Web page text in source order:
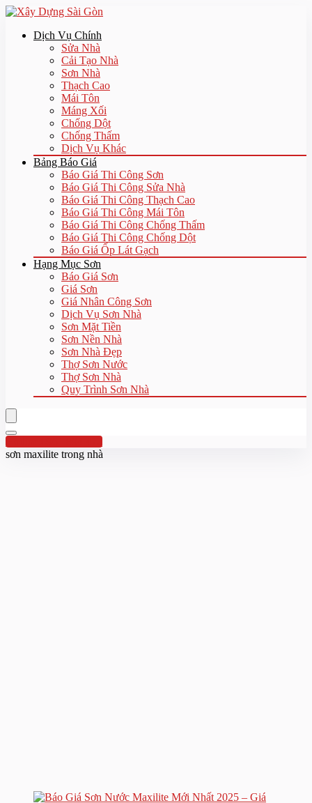
Dịch Vụ Chính
Sửa Nhà
Cải Tạo Nhà
Sơn Nhà
Thạch Cao
Mái Tôn
Máng Xối
Chống Dột
Chống Thấm
Dịch Vụ Khác
Bảng Báo Giá
Báo Giá Thi Công Sơn
Báo Giá Thi Công Sửa Nhà
Báo Giá Thi Công Thạch Cao
Báo Giá Thi Công Mái Tôn
Báo Giá Thi Công Chống Thấm
Báo Giá Thi Công Chống Dột
Báo Giá Ốp Lát Gạch
Hạng Mục Sơn
Báo Giá Sơn
Giá Sơn
Giá Nhân Công Sơn
Dịch Vụ Sơn Nhà
Sơn Mặt Tiền
Sơn Nền Nhà
Sơn Nhà Đẹp
Thợ Sơn Nước
Thợ Sơn Nhà
Quy Trình Sơn Nhà
Hotline:0961 894 472
sơn maxilite trong nhà